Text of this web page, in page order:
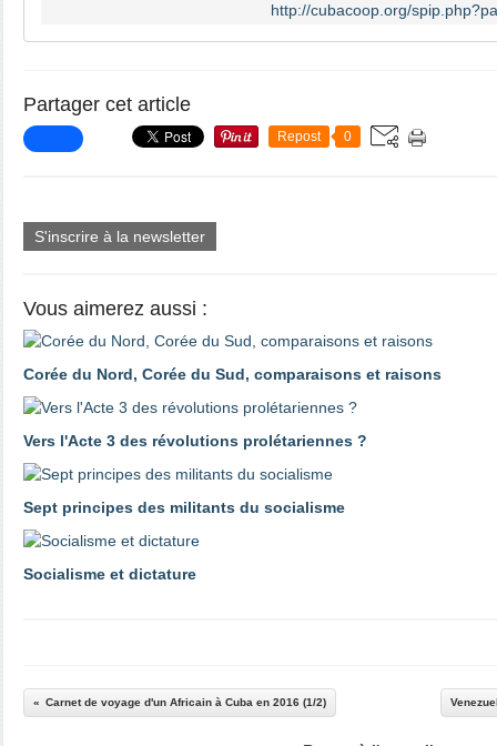
http://cubacoop.org/
Partager cet article
Repost 0
S'inscrire à la newsletter
Vous aimerez aussi :
Corée du Nord, Corée du Sud, comparaisons et raisons
Vers l'Acte 3 des révolutions prolétariennes ?
Sept principes des militants du socialisme
Socialisme et dictature
Carnet de voyage d'un Africain à Cuba en 2016 (1/2)